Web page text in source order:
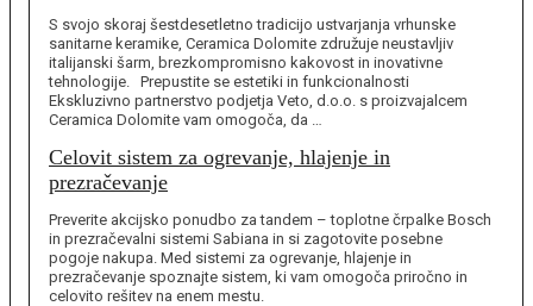
S svojo skoraj šestdesetletno tradicijo ustvarjanja vrhunske
sanitarne keramike, Ceramica Dolomite združuje neustavljiv
italijanski šarm, brezkompromisno kakovost in inovativne
tehnologije. Prepustite se estetiki in funkcionalnosti
Ekskluzivno partnerstvo podjetja Veto, d.o.o. s proizvajalcem
Ceramica Dolomite vam omogoča, da …
Celovit sistem za ogrevanje, hlajenje in
prezračevanje
Preverite akcijsko ponudbo za tandem – toplotne črpalke Bosch
in prezračevalni sistemi Sabiana in si zagotovite posebne
pogoje nakupa. Med sistemi za ogrevanje, hlajenje in
prezračevanje spoznajte sistem, ki vam omogoča priročno in
celovito rešitev na enem mestu.